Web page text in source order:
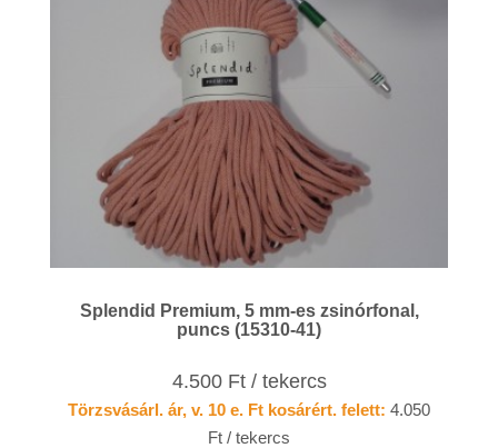
Splendid Premium, 5 mm-es zsinórfonal,
puncs (15310-41)
4.500 Ft / tekercs
Törzsvásárl. ár, v. 10 e. Ft kosárért. felett: 4.050
Ft / tekercs